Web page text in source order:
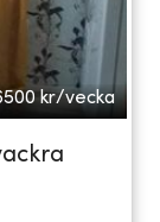
kr/vecka